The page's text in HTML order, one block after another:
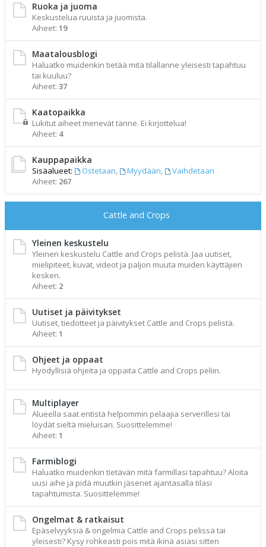
Ruoka ja juoma
Keskustelua ruuista ja juomista.
Aiheet: 19
Maatalousblogi
Haluatko muidenkin tietää mitä tilallanne yleisesti tapahtuu
tai kuuluu?
Aiheet: 37
Kaatopaikka
Lukitut aiheet menevät tänne. Ei kirjottelua!
Aiheet: 4
Kauppapaikka
Sisäalueet: Ostetaan, Myydään,
Vaihdetaan
Aiheet: 267
Cattle and Crops
Yleinen keskustelu
Yleinen keskustelu Cattle and Crops pelistä. Jaa uutiset,
mielipiteet, kuvat, videot ja paljon muuta muiden käyttäjien
kesken.
Aiheet: 2
Uutiset ja päivitykset
Uutiset, tiedotteet ja päivitykset Cattle and Crops pelistä.
Aiheet: 1
Ohjeet ja oppaat
Hyödyllisiä ohjeita ja oppaita Cattle and Crops peliin.
Multiplayer
Alueella saat entistä helpommin pelaajia serverillesi tai
löydät sieltä mieluisan. Suosittelemme!
Aiheet: 1
Farmiblogi
Haluatko muidenkin tietävän mitä farmillasi tapahtuu? Aloita
uusi aihe ja pidä muutkin jäsenet ajantasalla tilasi
tapahtumista. Suosittelemme!
Ongelmat & ratkaisut
Epäselvyyksiä & ongelmia Cattle and Crops pelissä tai
yleisesti? Kysy rohkeasti pois mitä ikinä asiasi sitten